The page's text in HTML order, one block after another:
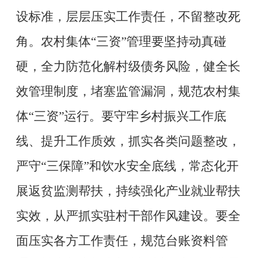
设标准，层层压实工作责任，不留整改死
角。农村集体“三资”管理要坚持动真碰
硬，全力防范化解村级债务风险，健全长
效管理制度，堵塞监管漏洞，规范农村集
体“三资”运行。要守牢乡村振兴工作底
线、提升工作质效，抓实各类问题整改，
严守“三保障”和饮水安全底线，常态化开
展返贫监测帮扶，持续强化产业就业帮扶
实效，从严抓实驻村干部作风建设。要全
面压实各方工作责任，规范台账资料管